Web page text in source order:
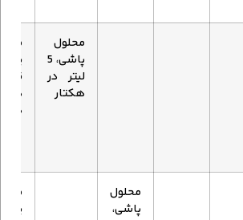
محلول
پاشی، 5
لیتر در
هکتار
در
محلول
پاشی،